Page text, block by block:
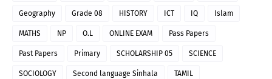
Geography Grade 08 HISTORY ICT IQ Islam
MATHS NP O.L ONLINE EXAM Pass Papers
Past Papers Primary SCHOLARSHIP 05 SCIENCE
SOCIOLOGY Second language Sinhala TAMIL